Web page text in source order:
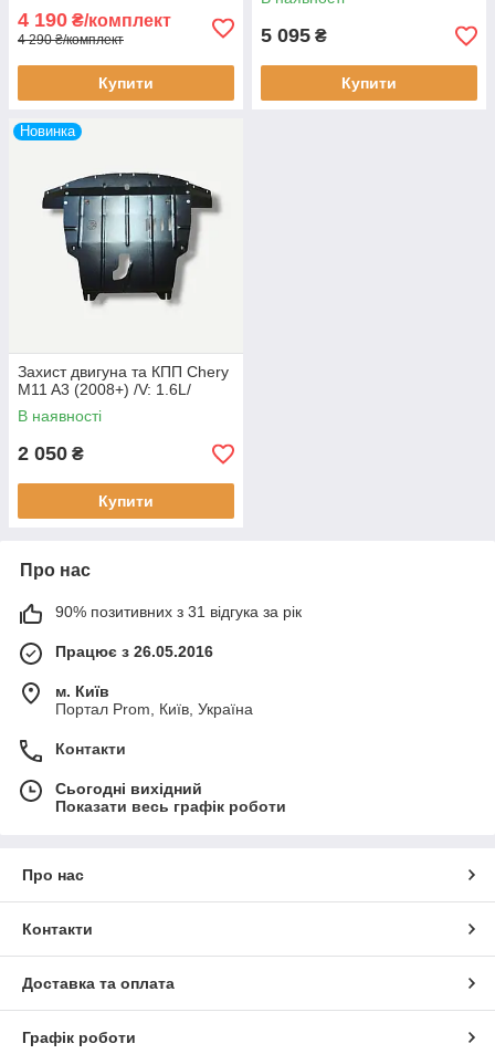
4 190 ₴/комплект
4 290 ₴/комплект
Купити
5 095 ₴
Купити
Новинка
Захист двигуна та КПП Chery
M11 A3 (2008+) /V: 1.6L/
В наявності
2 050 ₴
Купити
Про нас
90% позитивних з 31 відгука за рік
Працює з 26.05.2016
м. Київ
Портал Prom, Київ, Україна
Контакти
Сьогодні вихідний
Показати весь графік роботи
Про нас
Контакти
Доставка та оплата
Графік роботи